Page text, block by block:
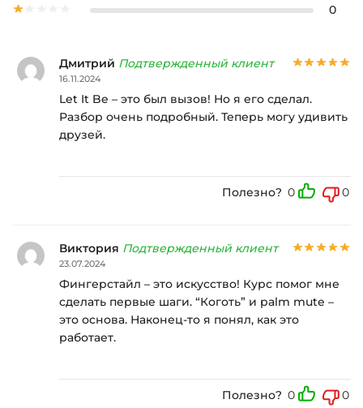
0
Дмитрий Подтвержденный клиент
16.11.2024
Let It Be – это был вызов! Но я его сделал.
Разбор очень подробный. Теперь могу удивить
друзей.
Полезно? 0 0
Виктория Подтвержденный клиент
23.07.2024
Фингерстайл – это искусство! Курс помог мне
сделать первые шаги. “Коготь” и palm mute –
это основа. Наконец-то я понял, как это
работает.
Полезно? 0 0